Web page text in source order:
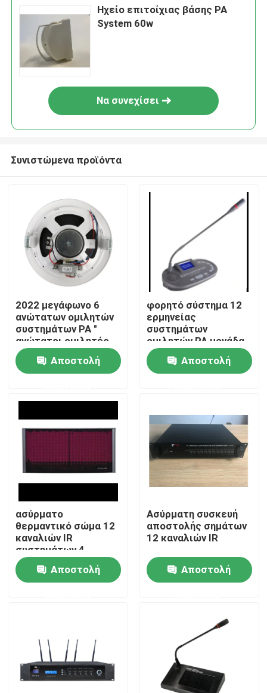
Σπίτι
Βίντεο
Περίπου εμείς
Ποιοτικός έλεγχος
Μας ελάτε σε επαφή με
Περιπτώσεις
Ηχείο επιτοίχιας βάσης PA
System 60w
Να συνεχίσει
Συνιστώμενα προϊόντα
2022 μεγάφωνο 6
ανώτατων ομιλητών
συστημάτων PA "
ανώτατοι ομιλητές
1.5W-3W-6W
Αποστολή
φορητό σύστημα 12
ερμηνείας
συστημάτων
ομιλητών PA μονάδα
διερμηνέων καναλιών
Αποστολή
ασύρματο
θερμαντικό σώμα 12
καναλιών IR
συστημάτων 4
ομιλητών PA
Αποστολή
Ασύρματη συσκευή
αποστολής σημάτων
12 καναλιών IR
Αποστολή